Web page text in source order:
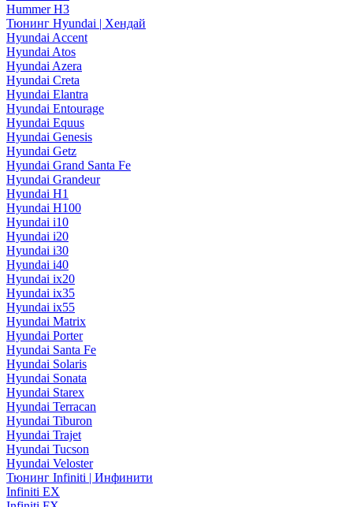
Hummer H3
Тюнинг Hyundai | Хендай
Hyundai Accent
Hyundai Atos
Hyundai Azera
Hyundai Creta
Hyundai Elantra
Hyundai Entourage
Hyundai Equus
Hyundai Genesis
Hyundai Getz
Hyundai Grand Santa Fe
Hyundai Grandeur
Hyundai H1
Hyundai H100
Hyundai i10
Hyundai i20
Hyundai i30
Hyundai i40
Hyundai ix20
Hyundai ix35
Hyundai ix55
Hyundai Matrix
Hyundai Porter
Hyundai Santa Fe
Hyundai Solaris
Hyundai Sonata
Hyundai Starex
Hyundai Terracan
Hyundai Tiburon
Hyundai Trajet
Hyundai Tucson
Hyundai Veloster
Тюнинг Infiniti | Инфинити
Infiniti EX